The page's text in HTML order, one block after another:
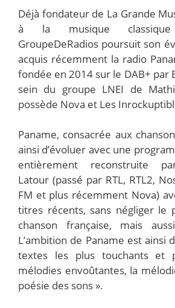
Déjà fondateur de La Grande
à la musique
GroupeDeRadios poursuit son
acquis récemment la radio
fondée en 2014 sur le DAB+ par
sein du groupe LNEI de
possède Nova et Les
Paname, consacrée aux
ainsi d’évoluer avec une
entièrement reconstruite
Latour (passé par RTL, RTL2,
FM et plus récemment Nova)
titres récents, sans négliger le
chanson française, mais
L’ambition de Paname est ainsi
textes les plus touchants et
mélodies envoûtantes, la
poésie des sons ».